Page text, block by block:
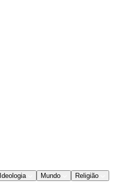
Ideologia Mundo
Religião